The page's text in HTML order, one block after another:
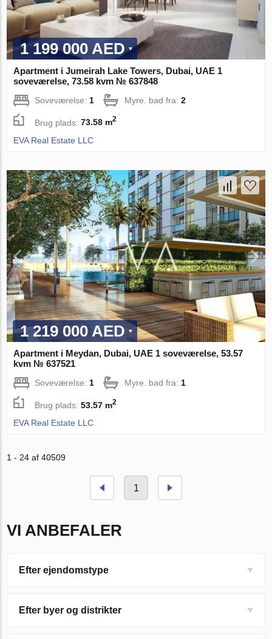
1 199 000 AED
Apartment i Jumeirah Lake Towers, Dubai, UAE 1
soveværelse, 73.58 kvm № 637848
Soveværelse: 1 Myre. bad fra:2
Brug plads:73.58 m2
EVA Real Estate LLC
1 219 000 AED
Apartment i Meydan, Dubai, UAE 1 soveværelse, 53.57
kvm № 637521
Soveværelse:1 Myre. bad fra:1
Brug plads:53.57 m2
EVA Real Estate LLC
1 - 24 af 40509
1
VI ANBEFALER
Efter ejendomstype
Efter byer og distrikter